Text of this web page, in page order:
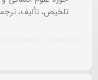
تلخیص، تألیف،